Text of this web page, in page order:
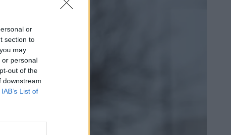
or
section to
may
or personal
out of the
downstream
IAB’s List of